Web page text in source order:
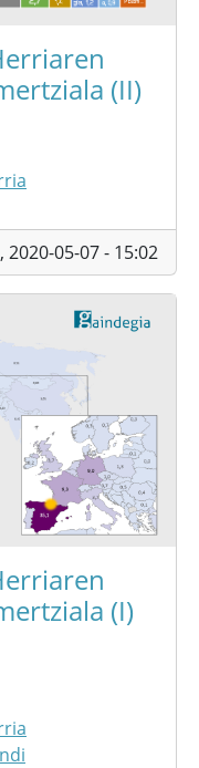
(II)
2020-05-07 - 15:02
(I)